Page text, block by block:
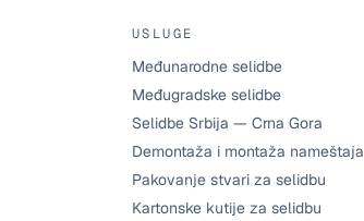
USLUGE
Međunarodne selidbe
Međugradske selidbe
Selidbe Srbija — Crna Gora
Demontaža i montaža nameštaja
Pakovanje stvari za selidbu
Kartonske kutije za selidbu